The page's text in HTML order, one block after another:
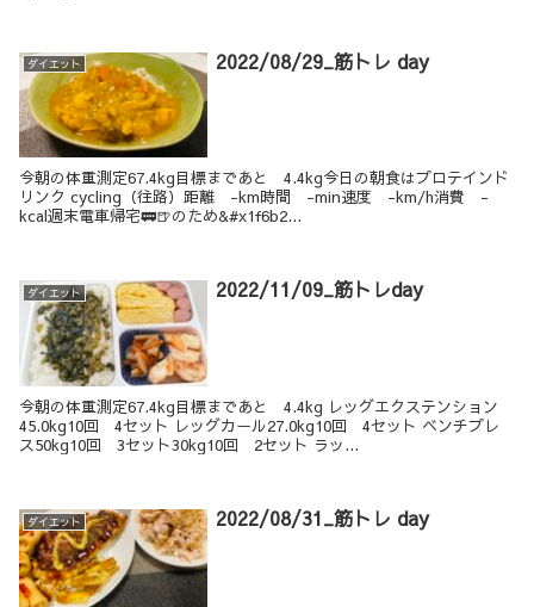
ダイエット 2022/08/29_筋トレ day
今朝の体重測定67.4kg目標まであと 4.4kg今日の朝食はプロテインド
リンク cycling（往路）距離 -km時間 -min速度 -km/h消費 -
kcal週末電車帰宅🚃🍺のため&#x1f6b2...
ダイエット 2022/11/09_筋トレday
今朝の体重測定67.4kg目標まであと 4.4kg レッグエクステンション
45.0kg10回 4セット レッグカール27.0kg10回 4セット ベンチプレ
ス50kg10回 3セット30kg10回 2セット ラッ...
ダイエット 2022/08/31_筋トレ day